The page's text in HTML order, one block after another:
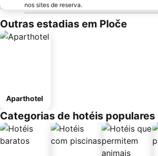
nos sites de reserva.
Outras estadias em Ploče
Aparthotel
Categorias de hotéis populares